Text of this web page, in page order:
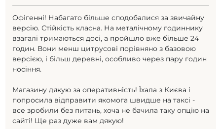
Офігенні! Набагато більше сподобалися за звичайну
версію. Стійкість класна. На металічному годиннику
взагалі тримаються досі, а пройшло вже більше 24
годин. Вони менш цитрусові порівняно з базовою
версією, і більш деревні, особливо через пару годин
носіння.
Магазину дякую за оперативність! Їхала з Києва і
попросила відправити якомога швидше на таксі -
все зробили без питань, хоча не бачила таку опцію на
сайті! Ще раз дуже вам дякую!